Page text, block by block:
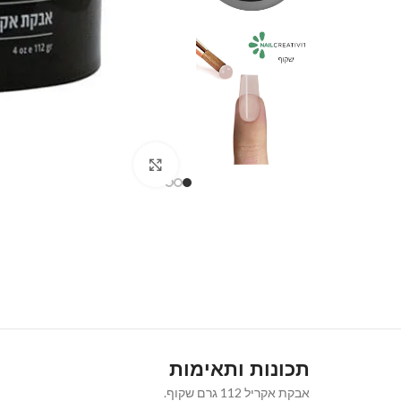
תכונות ותאימות
אבקת אקריל 112 גרם שקוף.